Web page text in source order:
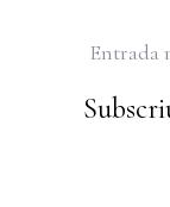
Entrada